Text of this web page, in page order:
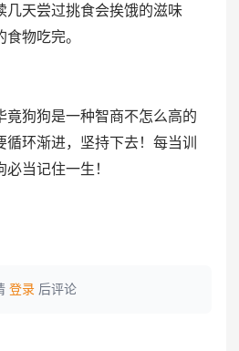
几天尝过挑食会挨饿的滋味
物吃完。
竟狗狗是一种智商不怎么高的
环渐进，坚持下去！每当训
当记住一生！
登录 后评论